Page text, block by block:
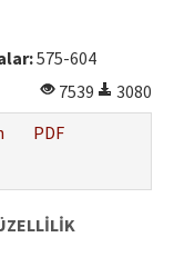
575-604
7539
3080
PDF